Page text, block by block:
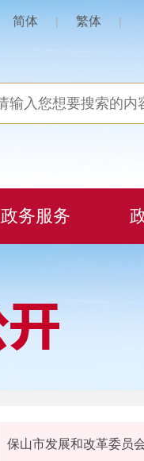
简体 | 繁体 |
政务服务
保山市发展和改革委员